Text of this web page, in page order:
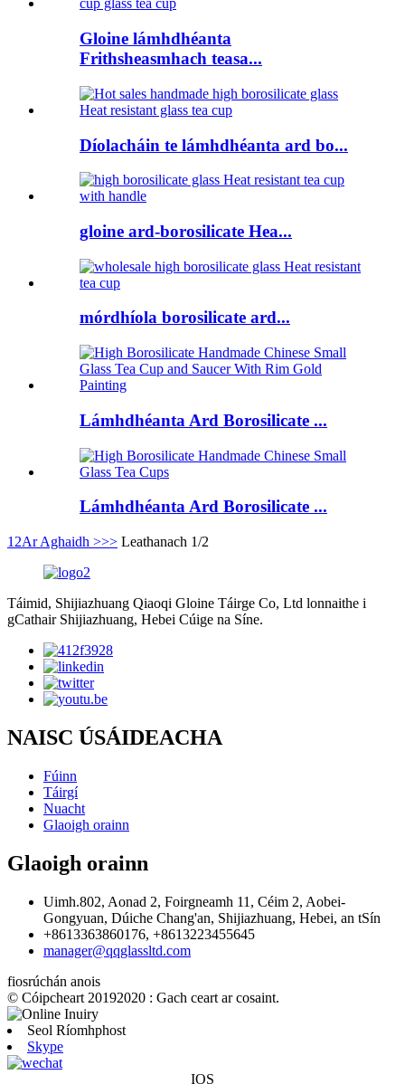
Gloine lámhdhéanta
Frithsheasmhach teasa...
Díolacháin te lámhdhéanta ard bo...
gloine ard-borosilicate Hea...
mórdhíola borosilicate ard...
Lámhdhéanta Ard Borosilicate ...
Lámhdhéanta Ard Borosilicate ...
1 2Ar Aghaidh >>> Leathanach 1/2
Táimid, Shijiazhuang Qiaoqi Gloine Táirge Co, Ltd lonnaithe i
gCathair Shijiazhuang, Hebei Cúige na Síne.
NAISC ÚSÁIDEACHA
Fúinn
Táirgí
Nuacht
Glaoigh orainn
Glaoigh orainn
Uimh.802, Aonad 2, Foirgneamh 11, Céim 2, Aobei-
Gongyuan, Dúiche Chang'an, Shijiazhuang, Hebei, an tSín
+8613363860176, +8613223455645
manager@qqglassltd.com
fiosrúchán anois
© Cóipcheart 20192020 : Gach ceart ar cosaint.
Seol Ríomhphost
Skype
IOS